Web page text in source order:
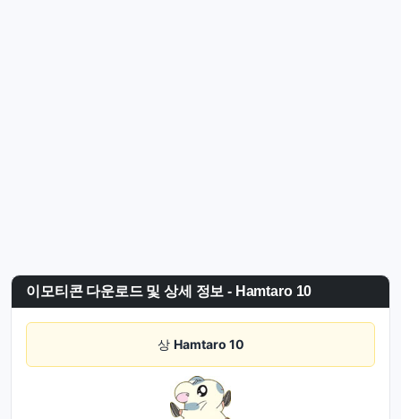
이모티콘 다운로드 및 상세 정보 - Hamtaro 10
상 Hamtaro 10